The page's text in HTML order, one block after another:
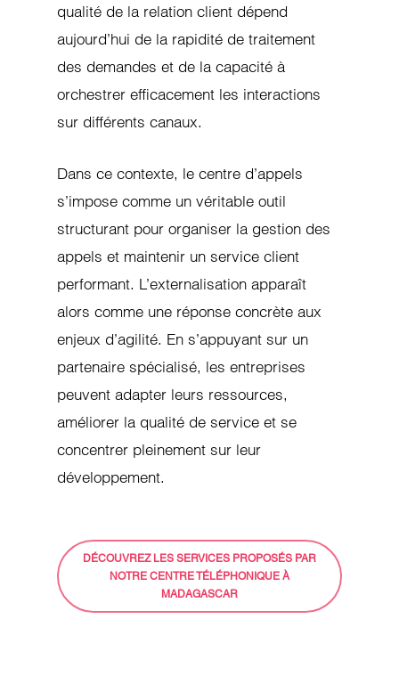
qualité de la relation client dépend
aujourd’hui de la rapidité de traitement
des demandes et de la capacité à
orchestrer efficacement les interactions
sur différents canaux.
Dans ce contexte, le centre d’appels
s’impose comme un véritable outil
structurant pour organiser la gestion des
appels et maintenir un service client
performant. L’externalisation apparaît
alors comme une réponse concrète aux
enjeux d’agilité. En s’appuyant sur un
partenaire spécialisé, les entreprises
peuvent adapter leurs ressources,
améliorer la qualité de service et se
concentrer pleinement sur leur
développement.
DÉCOUVREZ LES SERVICES PROPOSÉS PAR
NOTRE CENTRE TÉLÉPHONIQUE À
MADAGASCAR